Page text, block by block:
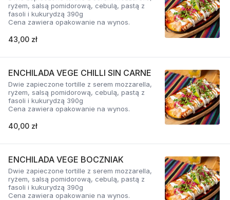
ryżem, salsą pomidorową, cebulą, pastą z
fasoli i kukurydzą 390g
Cena zawiera opakowanie na wynos.
43,00 zł
ENCHILADA VEGE CHILLI SIN CARNE
Dwie zapieczone tortille z serem mozzarella,
ryżem, salsą pomidorową, cebulą, pastą z
fasoli i kukurydzą 390g
Cena zawiera opakowanie na wynos.
40,00 zł
ENCHILADA VEGE BOCZNIAK
Dwie zapieczone tortille z serem mozzarella,
ryżem, salsą pomidorową, cebulą, pastą z
fasoli i kukurydzą 390g
Cena zawiera opakowanie na wynos.